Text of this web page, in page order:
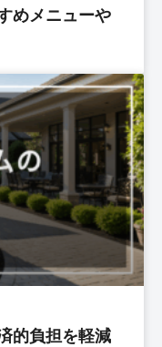
めメニューや
的負担を軽減